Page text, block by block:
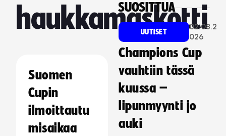
haukkamaskotti
Suomen
Cupin
ilmoittautu
misaikaa
SUOSITTUA
UUTISET
02.08.2
026
Champions Cup
vauhtiin tässä
kuussa –
lipunmyynti jo
auki